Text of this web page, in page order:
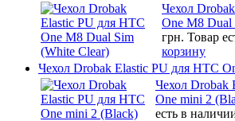
Чехол
One M8 Dual
грн. Товар
корзину
Чехол Drobak Elastic PU для HTC
Чехол Drobak
One mini 2
есть в